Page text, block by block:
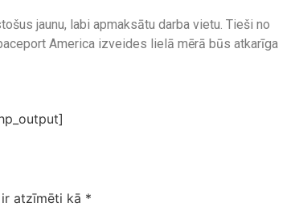
jaunu, labi apmaksātu darba vietu. Tieši no
America izveides lielā mērā būs atkarīga
atzīmēti kā *